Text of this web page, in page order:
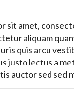
sit amet,
aliquam
quis arcu
justo lectus a
auctor sed sed